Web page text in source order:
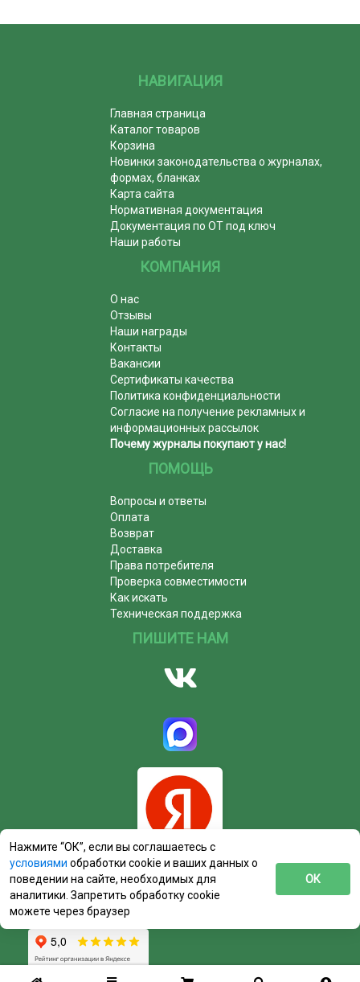
НАВИГАЦИЯ
Главная страница
Каталог товаров
Корзина
Новинки законодательства о журналах,
формах, бланках
Карта сайта
Нормативная документация
Документация по ОТ под ключ
Наши работы
КОМПАНИЯ
О нас
Отзывы
Наши награды
Контакты
Вакансии
Сертификаты качества
Политика конфиденциальности
Согласие на получение рекламных и
информационных рассылок
Почему журналы покупают у нас!
ПОМОЩЬ
Вопросы и ответы
Оплата
Возврат
Доставка
Права потребителя
Проверка совместимости
Как искать
Техническая поддержка
ПИШИТЕ НАМ
Нажмите “ОК”, если вы соглашаетесь с
условиями обработки cookie и ваших данных о
поведении на сайте, необходимых для
аналитики. Запретить обработку cookie
можете через браузер
ОК